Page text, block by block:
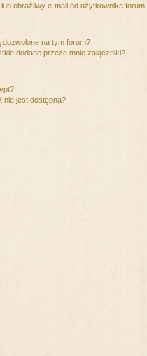
obraźliwy e-mail od użytkownika forum!
dozwolone na tym forum?
dodane przeze mnie załączniki?
nie jest dostępna?